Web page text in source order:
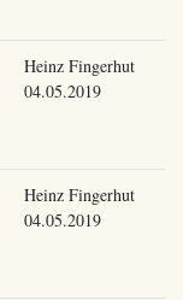
Heinz Fingerhut
04.05.2019
Heinz Fingerhut
04.05.2019